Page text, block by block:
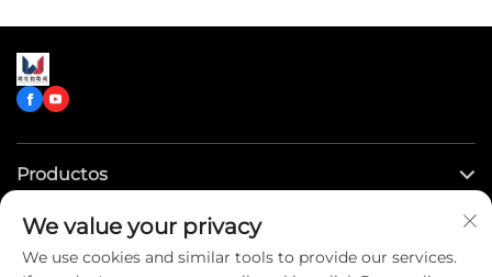
Productos
Enlaces rápidos
We value your privacy
We use cookies and similar tools to provide our services.